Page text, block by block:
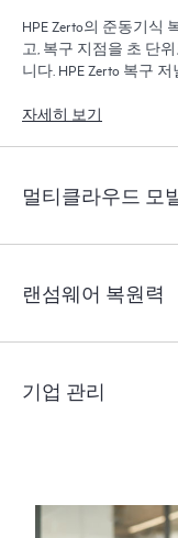
HPE Zerto의 준동기식
고, 복구 지점을 초 단
니다. HPE Zerto 복구
자세히 보기
멀티클라우드 모
랜섬웨어 복원력
기업 관리